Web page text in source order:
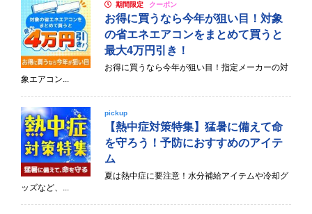
期間限定 クーポン
お得に買うなら今年が狙い目！対象
の省エネエアコンをまとめて買うと
最大4万円引き！
お得に買うなら今年が狙い目！指定メーカーの対
象エアコン...
pickup
【熱中症対策特集】猛暑に備えて命
を守ろう！予防におすすめのアイテ
ム
夏は熱中症に要注意！水分補給アイテムや冷却グ
ッズなど、...